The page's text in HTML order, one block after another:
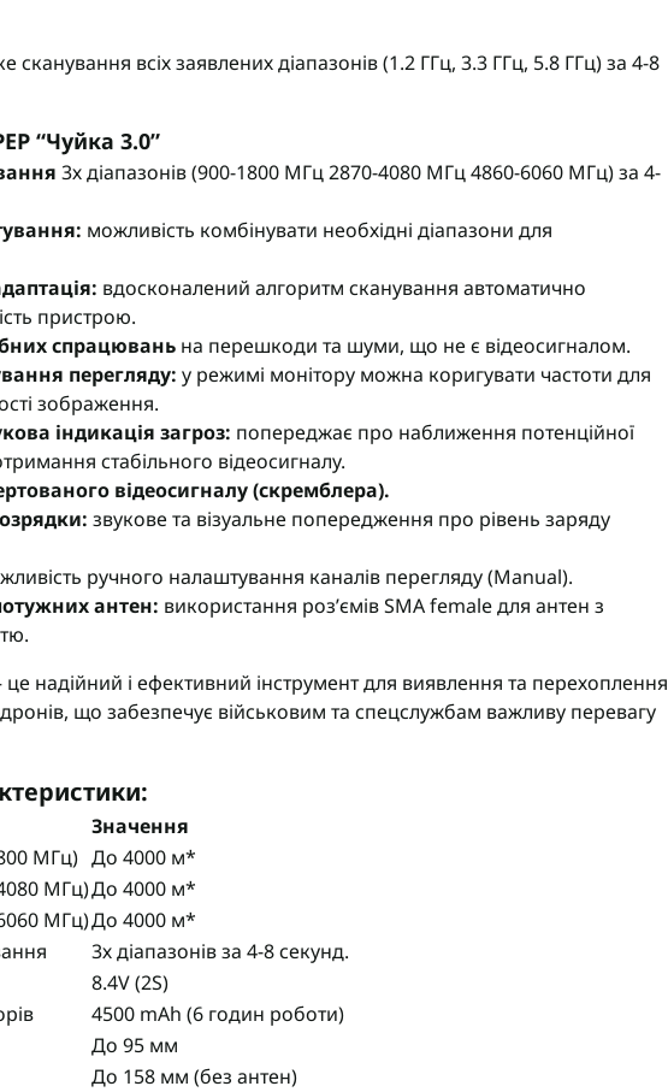
сканування всіх заявлених діапазонів (1.2 ГГц, 3.3 ГГц, 5.8 ГГц) за 4-8
“Чуйка 3.0”
3х діапазонів (900-1800 МГц2870-4080 МГц4860-6060 МГц) за 4-
можливість комбінувати необхідні діапазони для
вдосконалений алгоритм сканування автоматично
пристрою.
спрацювань на перешкоди та шуми, що не є відеосигналом.
перегляду: у режимі монітору можна коригувати частоти для
зображення.
індикація загроз: попереджає про наближення потенційної
стабільного відеосигналу.
відеосигналу (скремблера).
звукове та візуальне попередження про рівень заряду
ручного налаштування каналів перегляду (Manual).
антен: використання роз’ємів SMA female для антен з
це надійний і ефективний інструмент для виявлення та перехоплення
дронів, що забезпечує військовим та спецслужбам важливу перевагу
Значення
МГц) До 4000 м*
МГц)До 4000 м*
МГц)До 4000 м*
3х діапазонів за 4-8 секунд.
8.4V (2S)
4500 mAh (6 годин роботи)
До 95 мм
До 158 мм (без антен)